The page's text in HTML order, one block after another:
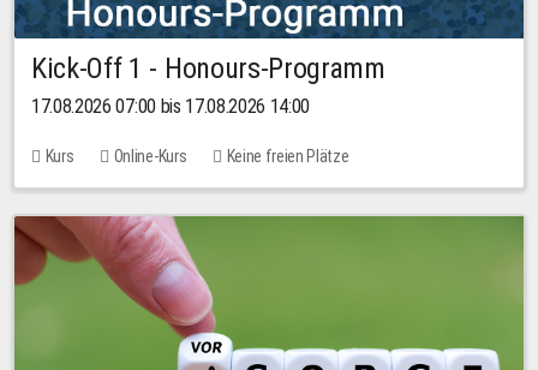
Kick-Off 1 - Honours-Programm
17.08.2026 07:00 bis 17.08.2026 14:00
Kurs Online-Kurs Keine freien Plätze